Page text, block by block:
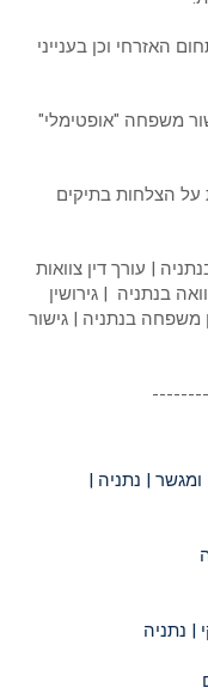
האזרחי וכן בענייני
משפחה "אופטימלי"
על הצלחות בתיקים
| עורך דין צוואות
בנתניה | גירושין
משפחה בנתניה | גישור
| נתניה